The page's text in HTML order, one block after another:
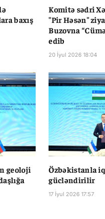
baxış
Komitə sədri
"Pir Həsən"
Buzovna
edib
20 İyul 2026 18:04
geoloji
Özbəkistanla
gücləndirilir
17 İyul 2026 17:57